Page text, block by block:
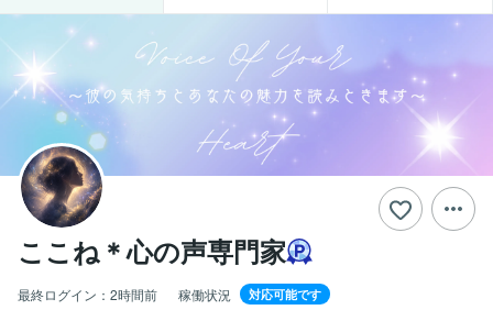
ここね＊心の声専門家
最終ログイン： 2時間前 稼働状況 対応可能です